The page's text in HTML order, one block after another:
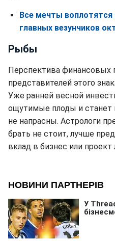
Все мечты воплотятся
главных везунчиков
Рыбы
Перспектива финансовых
представителей этого
Уже ранней весной
ощутимые плоды и станет
не напрасны. Астрологи
брать не стоит, лучше
вклад в бизнес или проект